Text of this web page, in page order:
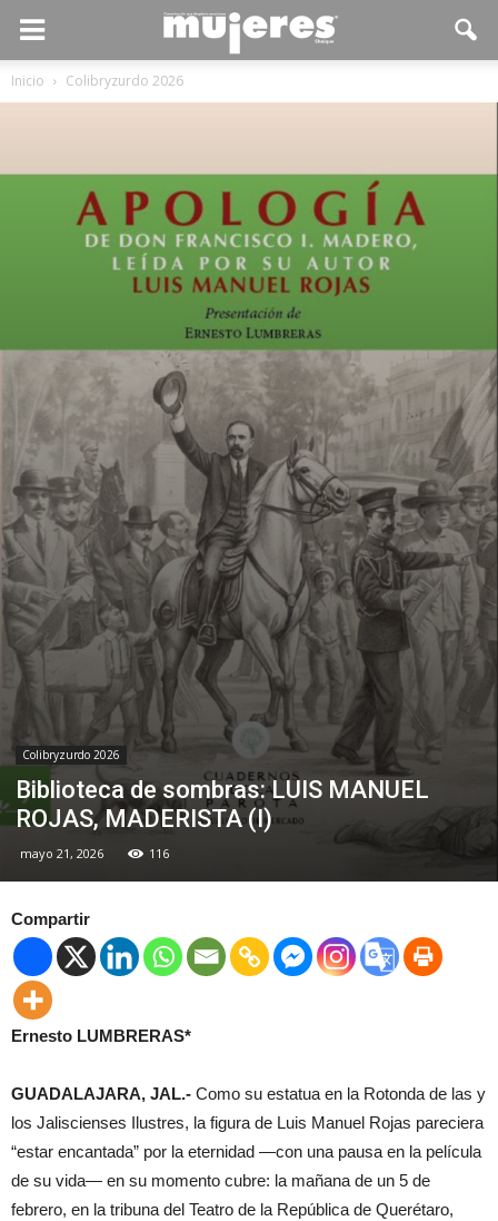
Inicio Colibryzurdo 2026
Colibryzurdo 2026
Biblioteca de sombras: LUIS MANUEL
ROJAS, MADERISTA (I)
mayo 21, 2026 116
Compartir
Ernesto LUMBRERAS*
GUADALAJARA, JAL.- Como su estatua en la Rotonda de las y
los Jaliscienses Ilustres, la figura de Luis Manuel Rojas pareciera
“estar encantada” por la eternidad —con una pausa en la película
de su vida— en su momento cubre: la mañana de un 5 de
febrero, en la tribuna del Teatro de la República de Querétaro,